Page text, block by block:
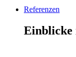
Referenzen
Einblicke